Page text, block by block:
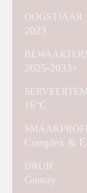
OOGSTJAAR
2023
2025-2033+
16°C
Complex &
DRUIF
Gamay